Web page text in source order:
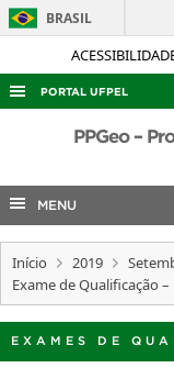
BRASIL
PORTAL UFPEL
ACESSO À
COBALTO
CONCURSOS
EDITAIS
PPGeo –
MENU
Início 2019
Exame de Qualificação
EXAMES DE